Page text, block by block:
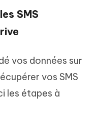
SMS
vos données sur
vos SMS
les étapes à